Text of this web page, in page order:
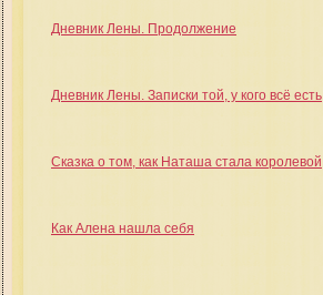
Дневник Лены. Продолжение
Дневник Лены. Записки той, у кого всё есть
Сказка о том, как Наташа стала королевой
Как Алена нашла себя